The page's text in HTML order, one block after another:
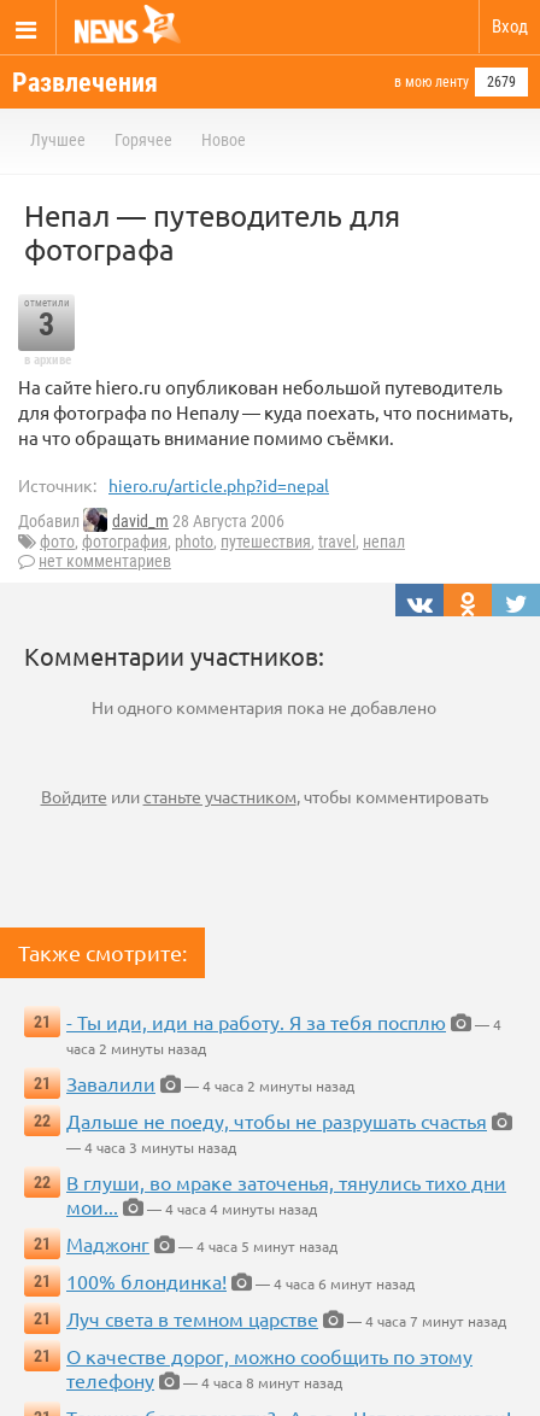
Вход
Развлечения в мою ленту 2679
Лучшее Горячее Новое
Непал — путеводитель для
фотографа
отметили
3
в архиве
На сайте hiero.ru опубликован небольшой путеводитель
для фотографа по Непалу — куда поехать, что поснимать,
на что обращать внимание помимо съёмки.
Источник: hiero.ru/article.php?id=nepal
Добавил david_m 28 Августа 2006
фото, фотография, photo, путешествия, travel , непал
нет комментариев
Комментарии участников:
Ни одного комментария пока не добавлено
Войдите илистаньте участником, чтобы комментировать
Также смотрите:
21 - Ты иди, иди на работу. Я за тебя посплю
— 4
часа 2 минуты назад
21
Завалили
— 4 часа 2 минуты назад
22
Дальше не поеду, чтобы не разрушать счастья
— 4 часа 3 минуты назад
22
В глуши, во мраке заточенья, тянулись тихо дни
мои...
— 4 часа 4 минуты назад
21
Маджонг
— 4 часа 5 минут назад
21
100% блондинка!
— 4 часа 6 минут назад
21
Луч света в темном царстве
— 4 часа 7 минут назад
21
О качестве дорог, можно сообщить по этому
телефону
— 4 часа 8 минут назад